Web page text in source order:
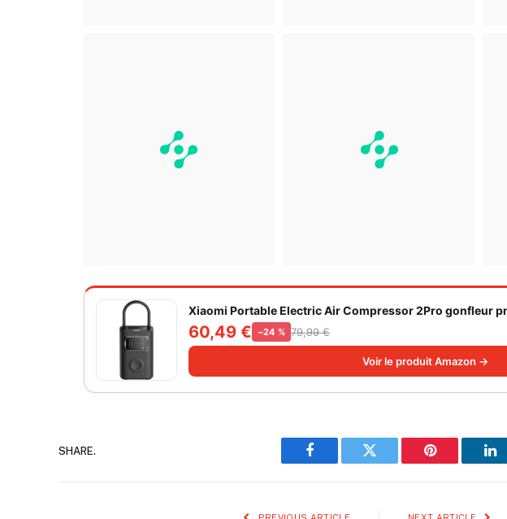
Xiaomi Portable Electric Air Compressor 2Pro gonfleur
60,49 € −24 % 79,99 €
Voir le produit Amazon →
SHARE.
Facebook Twitter Pinterest